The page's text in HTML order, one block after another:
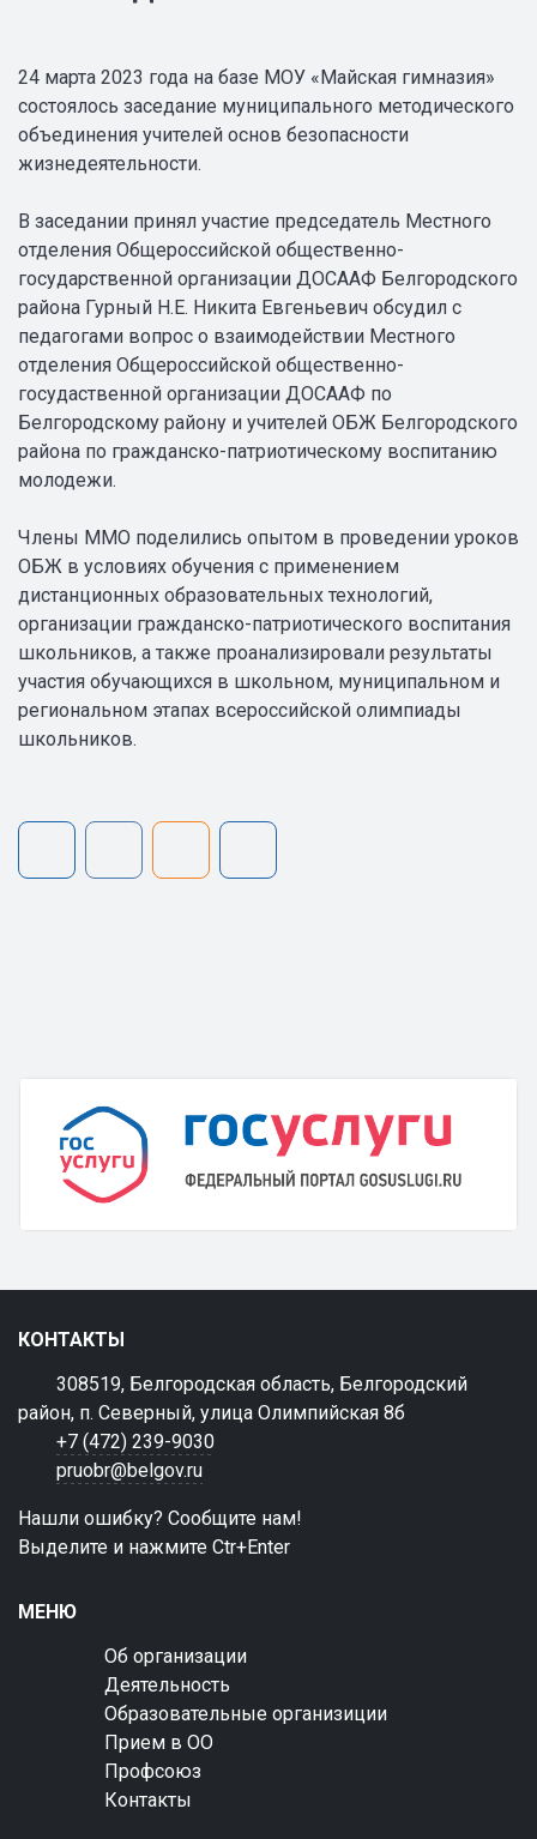
24 марта 2023 года на базе МОУ «Майская гимназия»
состоялось заседание муниципального методического
объединения учителей основ безопасности
жизнедеятельности.
В заседании принял участие председатель Местного
отделения Общероссийской общественно-
государственной организации ДОСААФ Белгородского
района Гурный Н.Е. Никита Евгеньевич обсудил с
педагогами вопрос о взаимодействии Местного
отделения Общероссийской общественно-
госудаственной организации ДОСААФ по
Белгородскому району и учителей ОБЖ Белгородского
района по гражданско-патриотическому воспитанию
молодежи.
Члены ММО поделились опытом в проведении уроков
ОБЖ в условиях обучения с применением
дистанционных образовательных технологий,
организации гражданско-патриотического воспитания
школьников, а также проанализировали результаты
участия обучающихся в школьном, муниципальном и
региональном этапах всероссийской олимпиады
школьников.
КОНТАКТЫ
308519, Белгородская область, Белгородский
район, п. Северный, улица Олимпийская 8б
+7 (472) 239-9030
pruobr@belgov.ru
Нашли ошибку? Сообщите нам!
Выделите и нажмите Ctr+Enter
МЕНЮ
Об организации
Деятельность
Образовательные организиции
Прием в ОО
Профсоюз
Контакты